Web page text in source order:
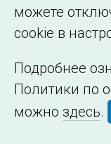
можете
cookie в
Подробнее
Политики по
можно здесь.